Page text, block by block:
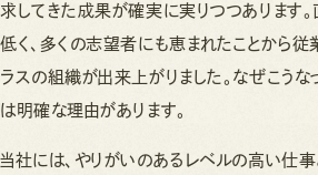
求してきた成果が確実に実りつつあります
低く、多くの志望者にも恵まれたことから
ラスの組織が出来上がりました。なぜこうな
は明確な理由があります。
当社には、やりがいのあるレベルの高い仕